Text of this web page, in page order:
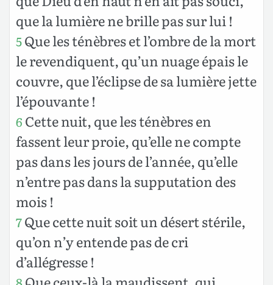
que la lumière ne brille pas sur lui !
5Que les ténèbres et l’ombre de la mort
le revendiquent, qu’un nuage épais le
couvre, que l’éclipse de sa lumière jette
l’épouvante !
6 Cette nuit, que les ténèbres en
fassent leur proie, qu’elle ne compte
pas dans les jours de l’année, qu’elle
n’entre pas dans la supputation des
mois !
7Que cette nuit soit un désert stérile,
qu’on n’y entende pas de cri
d’allégresse !